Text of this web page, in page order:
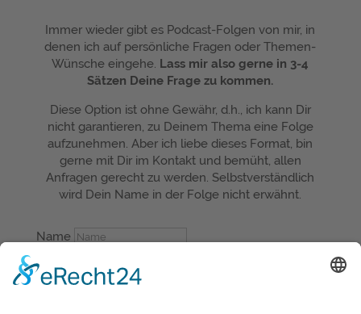
Immer wieder gibt es Podcast-Folgen von mir, in
denen ich auf persönliche Fragen oder Themen-
Wünsche eingehe. Lass mir also gerne in 3-4
Sätzen Deine Frage zu kommen.
Diese Option ist ohne Gewähr, d.h., ich kann Dir
nicht garantieren, zu Deinem Thema eine Folge
aufzunehmen. Aber ich liebe dieses Format, bin
gerne mit Dir im Kontakt und bemüht, allen
Anfragen gerecht zu werden. Selbstverständlich
wird Dein Name in der Folge nicht erwähnt.
Name
E-Mail